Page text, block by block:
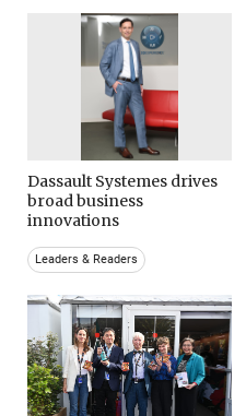
Dassault Systemes drives
broad business
innovations
Leaders & Readers